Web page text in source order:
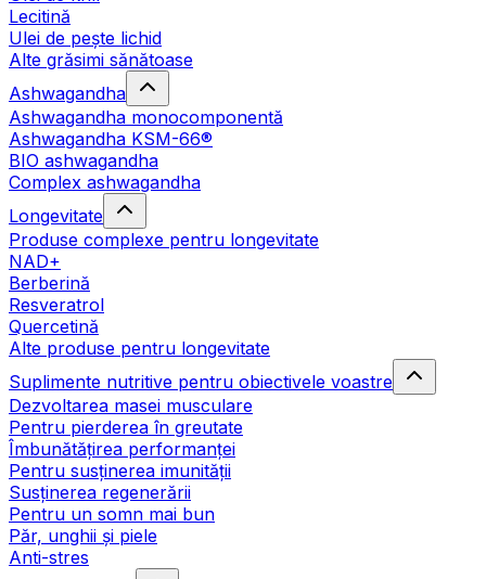
Lecitină
Ulei de pește lichid
Alte grăsimi sănătoase
Ashwagandha
Ashwagandha monocomponentă
Ashwagandha KSM-66®
BIO ashwagandha
Complex ashwagandha
Longevitate
Produse complexe pentru longevitate
NAD+
Berberină
Resveratrol
Quercetină
Alte produse pentru longevitate
Suplimente nutritive pentru obiectivele voastre
Dezvoltarea masei musculare
Pentru pierderea în greutate
Îmbunătățirea performanței
Pentru susținerea imunității
Susținerea regenerării
Pentru un somn mai bun
Păr, unghii și piele
Anti-stres